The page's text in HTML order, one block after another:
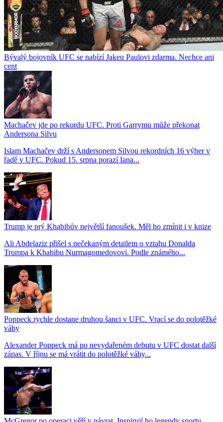
Bývalý bojovník UFC se nabízí Jakeu Paulovi zdarma. Nechce ani
cent
Machačev jde po rekordu UFC. Proti Garrymu může překonat
Andersona Silvu
Islam Machačev drží s Andersonem Silvou rekordních 16 výher v
řadě v UFC. Pokud 15. srpna porazí Iana...
Trump je prý Khabibův největší fanoušek. Měl ho zmínit i v knize
Ali Abdelaziz přišel s nečekaným detailem o vztahu Donalda
Trumpa k Khabibu Nurmagomedovovi. Podle známého...
Poppeck rychle dostane druhou šanci v UFC. Vrací se do polotěžké
váhy
Alexander Poppeck má po nevydařeném debutu v UFC dostat další
zápas. V říjnu se má vrátit do polotěžké váhy...